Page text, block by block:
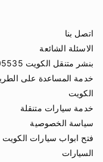
اتصل بنا
الاسئلة الشائعة
بنشر متنقل الكويت 50805535 بنشر تبديل تواير وبطاريات سيارات
الكويت
خدمة سيارات متنقلة
سياسة الخصوصية
السيارات